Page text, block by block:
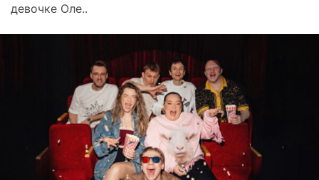
девочке Оле..